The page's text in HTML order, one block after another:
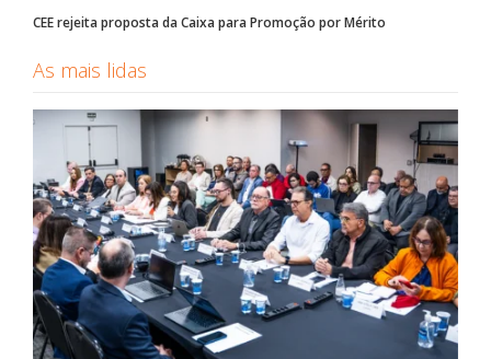
CEE rejeita proposta da Caixa para Promoção por Mérito
As mais lidas